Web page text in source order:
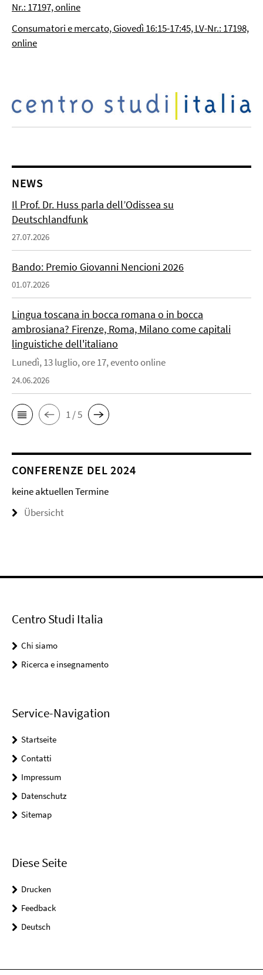
Nr.: 17197, online
Consumatori e mercato, Giovedì 16:15-17:45, LV-Nr.: 17198,
online
NEWS
Il Prof. Dr. Huss parla dell’Odissea su
Deutschlandfunk
27.07.2026
Bando: Premio Giovanni Nencioni 2026
01.07.2026
Lingua toscana in bocca romana o in bocca
ambrosiana? Firenze, Roma, Milano come capitali
linguistiche dell'italiano
Lunedì, 13 luglio, ore 17, evento online
24.06.2026
1 / 5
CONFERENZE DEL 2024
keine aktuellen Termine
Übersicht
Centro Studi Italia
Chi siamo
Ricerca e insegnamento
Service-Navigation
Startseite
Contatti
Impressum
Datenschutz
Sitemap
Diese Seite
Drucken
Feedback
Deutsch